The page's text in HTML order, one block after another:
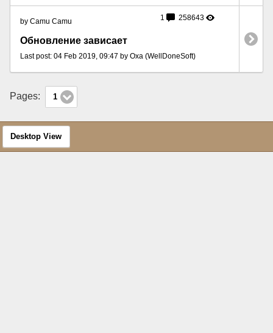
by Camu Camu 1 258643
Обновление зависает
Last post: 04 Feb 2019, 09:47 by Oxa (WellDoneSoft)
Pages: 1
Desktop View